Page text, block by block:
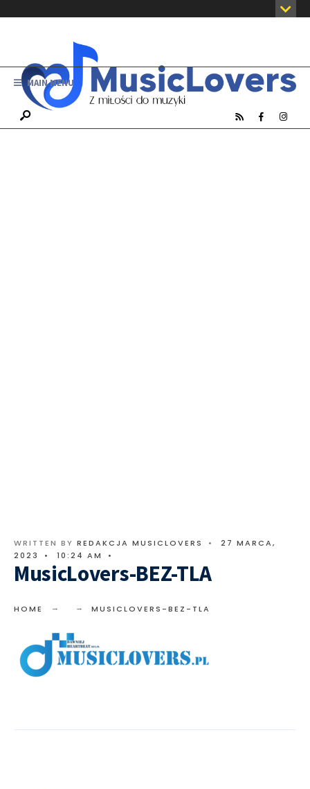
MAIN MENU
WRITTEN BY REDAKCJA MUSICLOVERS •
27 MARCA,
2023
• 10:24 AM •
MusicLovers-BEZ-TLA
HOME MUSICLOVERS-BEZ-TLA